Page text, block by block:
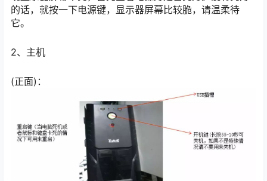
的话，就按一下电源键，显示器屏幕比较脆，请温柔待
它。
2、主机
(正面)：